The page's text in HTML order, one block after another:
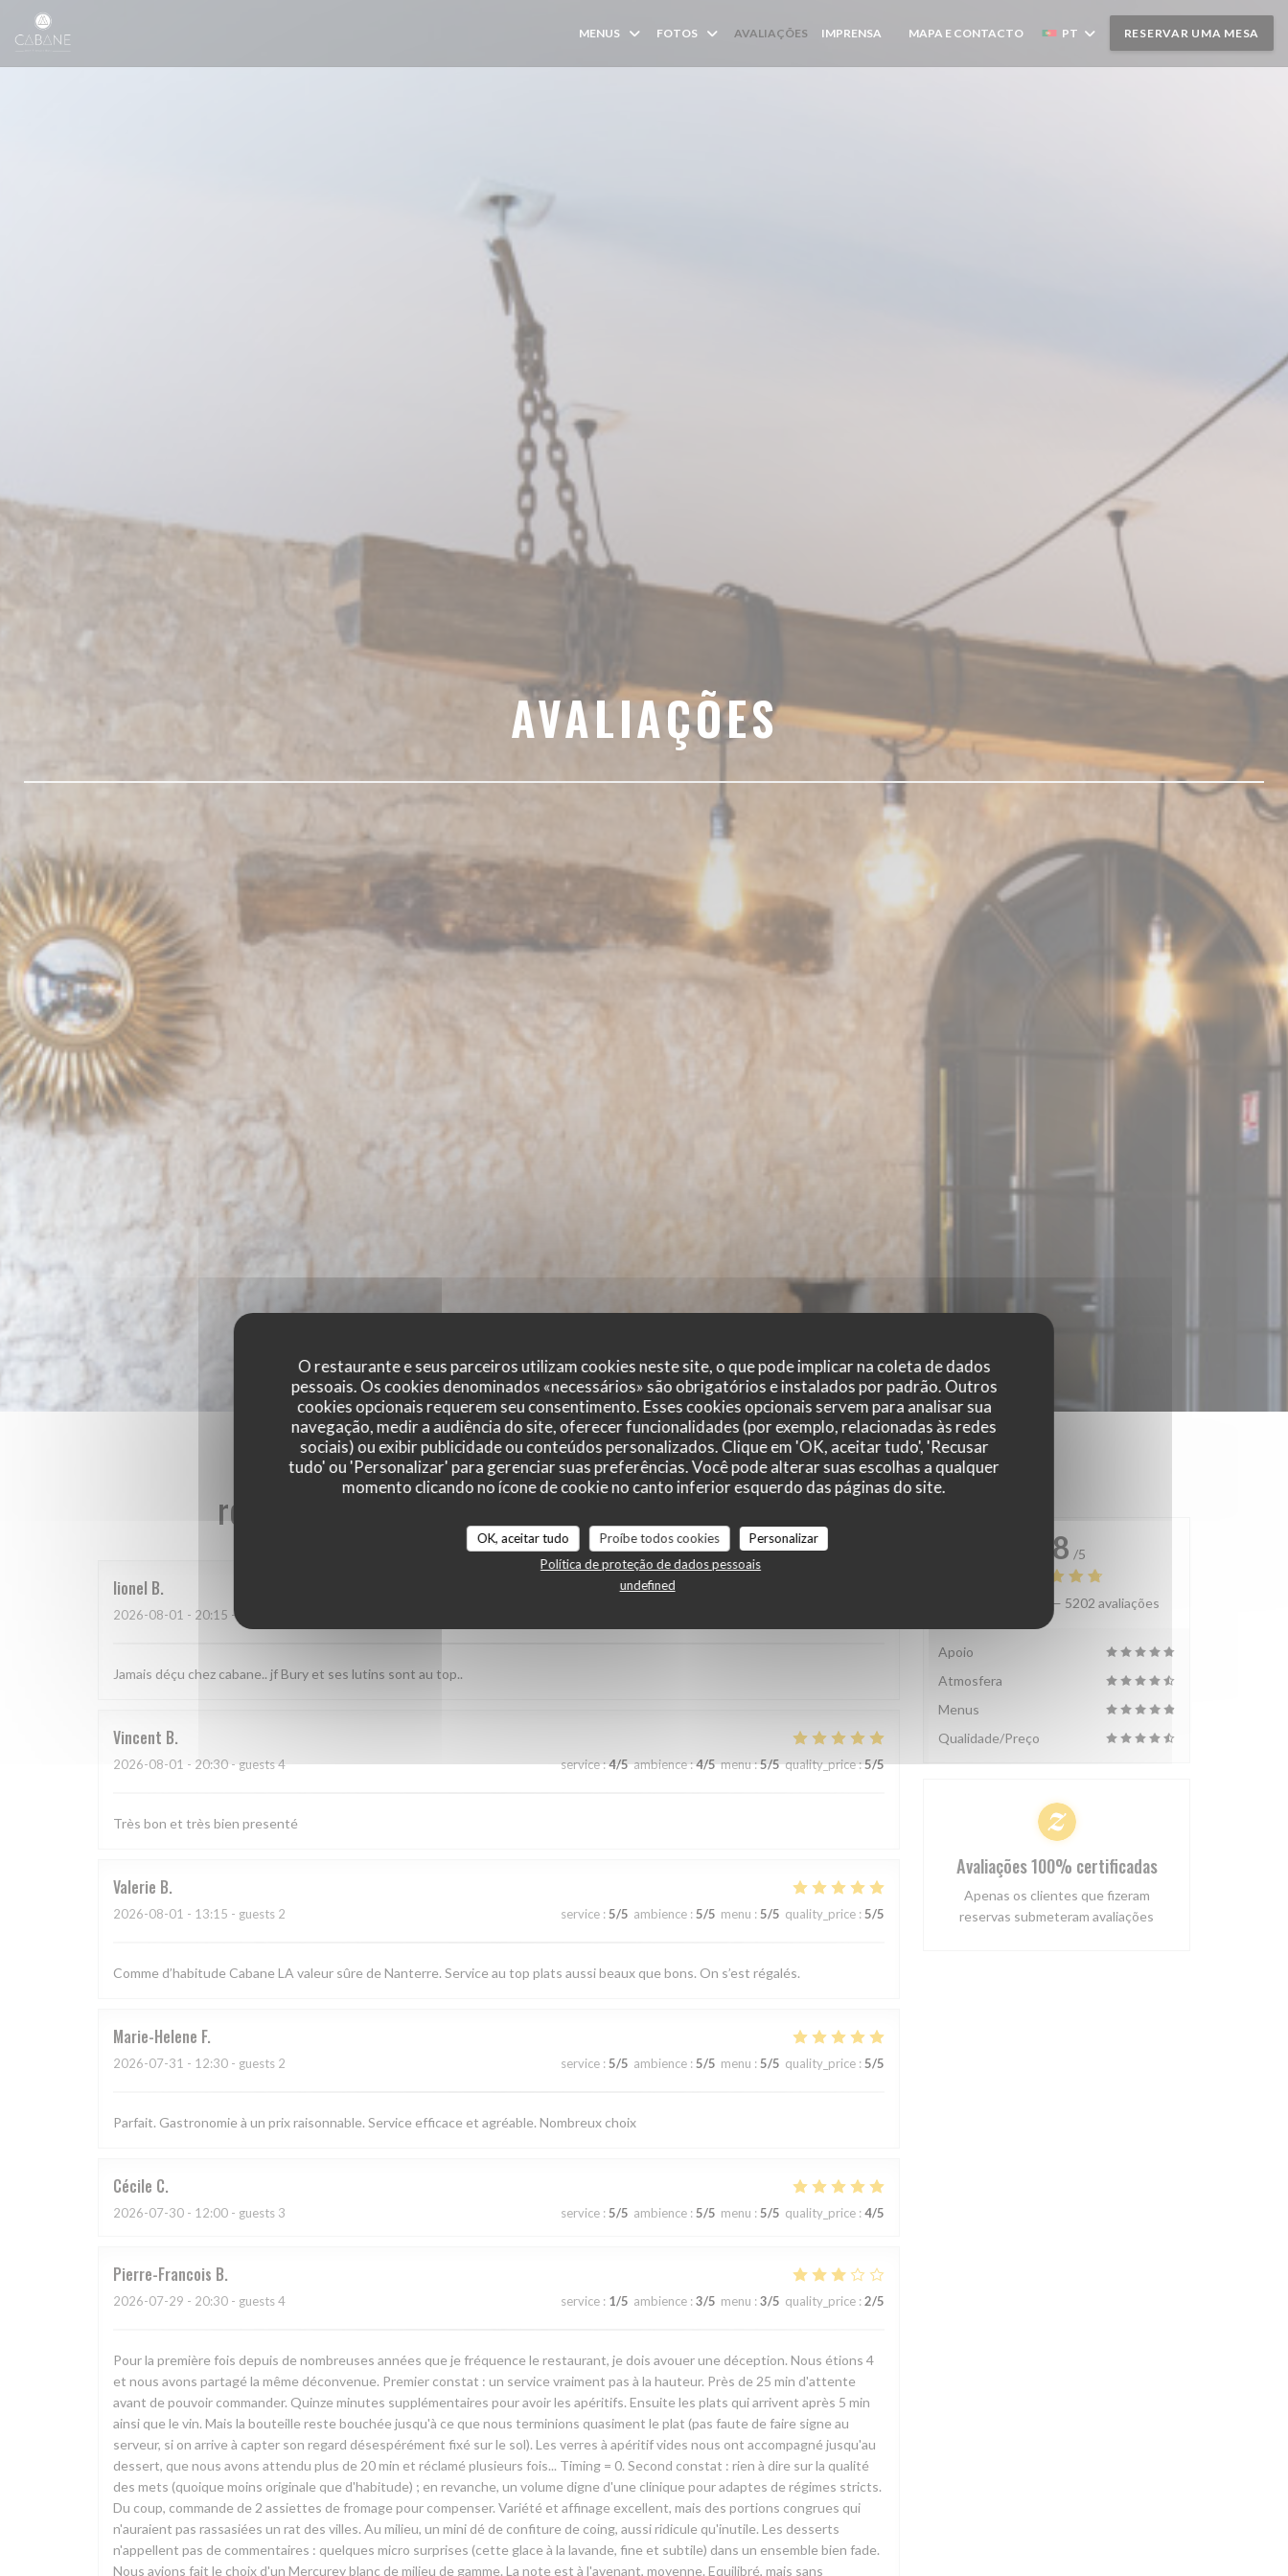
Painel de Gerenciamento de Cookies
O restaurante e seus parceiros utilizam cookies neste site, o que pode implicar na coleta de dados
pessoais. Os cookies denominados «necessários» são obrigatórios e instalados por padrão. Outros
cookies opcionais requerem seu consentimento. Esses cookies opcionais servem para analisar sua
navegação, medir a audiência do site, oferecer funcionalidades (por exemplo, relacionadas às redes
sociais) ou exibir publicidade ou conteúdos personalizados. Clique em 'OK, aceitar tudo', 'Recusar
tudo' ou 'Personalizar' para gerenciar suas preferências. Você pode alterar suas escolhas a qualquer
momento clicando no ícone de cookie no canto inferior esquerdo das páginas do site.
OK, aceitar tudo Proíbe todos cookies
Personalizar
Política de proteção de dados pessoais
undefined
MENUS FOTOS AVALIAÇÕES IMPRENSA ((ABRE NUMA NOVA JANELA))
MAPA E CONTACTO PT RESERVAR UMA MESA
AVALIAÇÕES
reviews_from_our_clients_following_booking
lionel B
2026-08-01 - 20:15 - guests 2
Jamais déçu chez cabane.. jf Bury et ses lutins sont au top..
Vincent B
2026-08-01 - 20:30 - guests 4 service:4/5 ambience:4/5 menu:5/5 quality_price:5/5
Très bon et très bien presenté
Valerie B
2026-08-01 - 13:15 - guests 2 service : 5/5 ambience : 5/5 menu : 5/5 quality_price : 5/5
Comme d’habitude Cabane LA valeur sûre de Nanterre. Service au top plats aussi beaux que bons. On s’est régalés.
Marie-Helene F
2026-07-31 - 12:30 - guests 2 service : 5/5 ambience : 5/5 menu : 5/5 quality_price : 5/5
Parfait. Gastronomie à un prix raisonnable. Service efficace et agréable. Nombreux choix
Cécile C
2026-07-30 - 12:00 - guests 3 service : 5/5 ambience : 5/5 menu : 5/5 quality_price : 4/5
Pierre-Francois B
2026-07-29 - 20:30 - guests 4 service : 1/5 ambience : 3/5 menu : 3/5 quality_price : 2/5
Pour la première fois depuis de nombreuses années que je fréquence le restaurant, je dois avouer une déception. Nous étions 4
et nous avons partagé la même déconvenue. Premier constat : un service vraiment pas à la hauteur. Près de 25 min d'attente
avant de pouvoir commander. Quinze minutes supplémentaires pour avoir les apéritifs. Ensuite les plats qui arrivent après 5 min
ainsi que le vin. Mais la bouteille reste bouchée jusqu'à ce que nous terminions quasiment le plat (pas faute de faire signe au
serveur, si on arrive à capter son regard désespérément fixé sur le sol). Les verres à apéritif vides nous ont accompagné jusqu'au
dessert, que nous avons attendu plus de 20 min et réclamé plusieurs fois... Timing = 0. Second constat : rien à dire sur la qualité
des mets (quoique moins originale que d'habitude) ; en revanche, un volume digne d'une clinique pour adaptes de régimes stricts.
Du coup, commande de 2 assiettes de fromage pour compenser. Variété et affinage excellent, mais des portions congrues qui
n'auraient pas rassasiées un rat des villes. Au milieu, un mini dé de confiture de coing, aussi ridicule qu'inutile. Les desserts
n'appellent pas de commentaires : quelques micro surprises (cette glace à la lavande, fine et subtile) dans un ensemble bien fade.
Nous avions fait le choix d'un Mercurey blanc de milieu de gamme. La note est à l'avenant, moyenne. Equilibré, mais sans
4.8 /5
Avaliação média — 5202 avaliações
Apoio
Atmosfera
Menus
Qualidade/Preço
Avaliações 100% certificadas
Apenas os clientes que fizeram
reservas submeteram avaliações